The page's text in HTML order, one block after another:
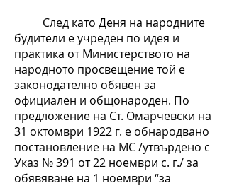
След като Деня на народните
будители е учреден по идея и
практика от Министерството на
народното просвещение той е
законодателно обявен за
официален и общонароден. По
предложение на Ст. Омарчевски на
31 октомври 1922 г. е обнародвано
постановление на МС /утвърдено с
Указ № 391 от 22 ноември с. г./ за
обявяване на 1 ноември “за